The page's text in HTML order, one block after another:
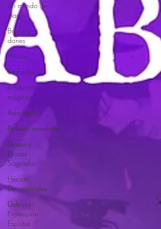
Un mundo de
magia
Brujas y
dones
Wicca
Símbolos
Productos
mágicos
Astrología
Boletín/newsletter
Dioses y
Diosas
Sagradas
Hécate:
Devocionales
Defensa -
Protección -
Espíritus